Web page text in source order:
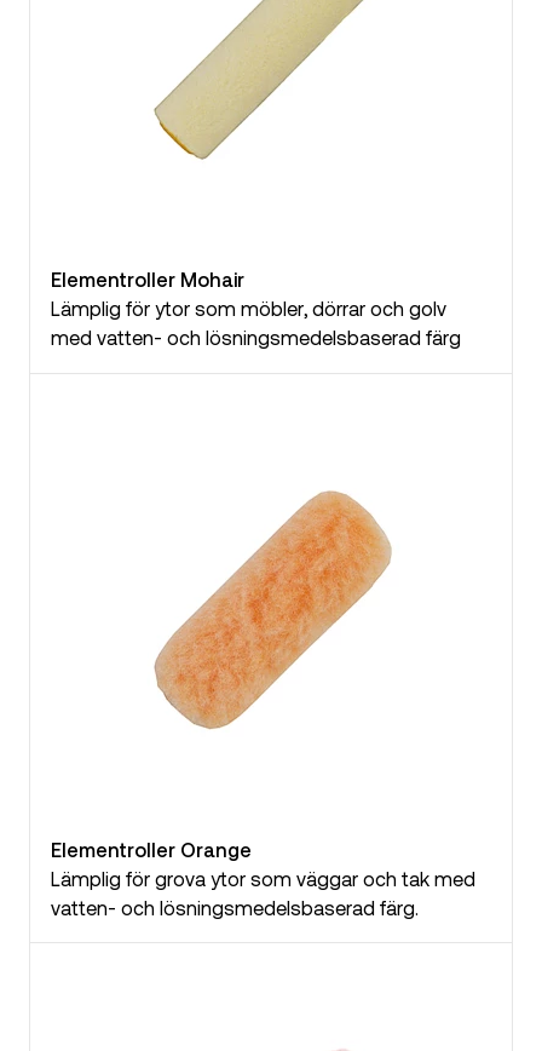
Elementroller Mohair
Lämplig för ytor som möbler, dörrar och golv
med vatten- och lösningsmedelsbaserad färg
Elementroller Orange
Lämplig för grova ytor som väggar och tak med
vatten- och lösningsmedelsbaserad färg.